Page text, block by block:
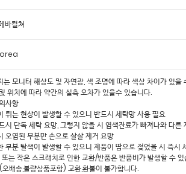
바컬쳐
는 모니터 해상도 및 자연광, 색 조명에 따라 색상 차이가 있을
위치에 따라 약간의 실측 오차가 있을수 있습니다.
사항
튀는 현상이 발생할 수 있으니 반드시 세탁망 사용 필요
시 단독 세탁 요망, 그렇지 않을 시 염색잔료가 빠져나와 다른
오염된 부분만 손으로 살살 제거 요망
부분 탈색이 발생할 수 있으니 제품이 땀으로 젖었을 시 즉시
는 작은 스크래치로 인한 교환/반품은 반품비가 발생할 수 있
배송,불량상품포함) 교환,환불이 불가합니다.